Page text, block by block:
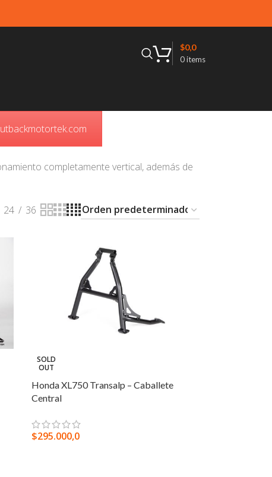
0items
$0,0
completamente vertical, además de
24 36
SOLD
OUT
Honda XL750 Transalp – Caballete
Central
$295.000,0